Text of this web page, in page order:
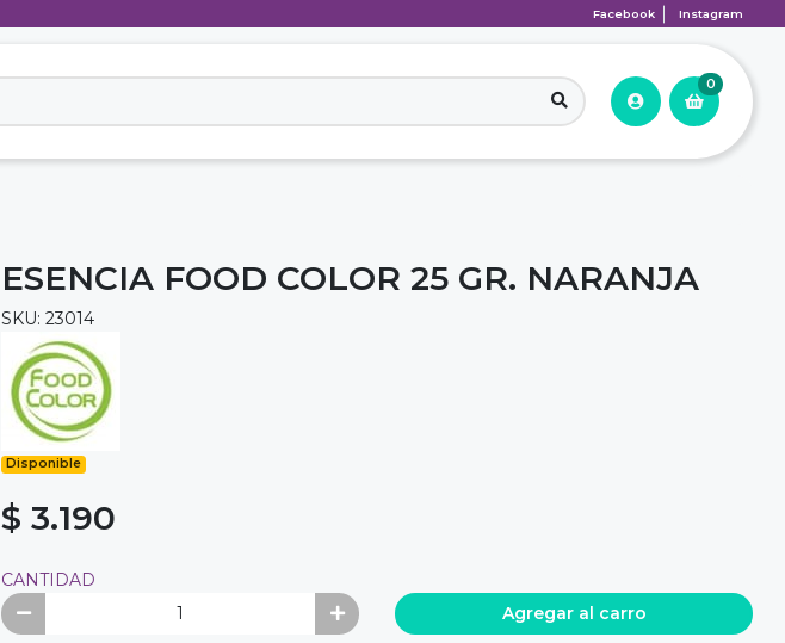
Facebook Instagram
0
ESENCIA FOOD COLOR 25 GR. NARANJA
SKU: 23014
Disponible
$ 3.190
CANTIDAD
Agregar al carro